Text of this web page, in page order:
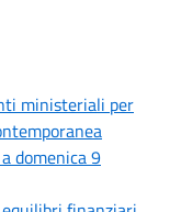
ministeriali per
domenica 9